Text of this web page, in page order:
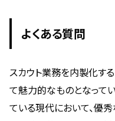
よくある質問
スカウト業務を内製化す
て魅力的なものとなって
ている現代において、優